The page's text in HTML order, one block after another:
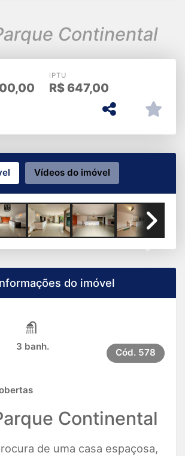
Continental
IPTU
R$ 647,00
Vídeos do imóvel
do imóvel
3 banh.
Cód. 578
Continental
de uma casa espaçosa,